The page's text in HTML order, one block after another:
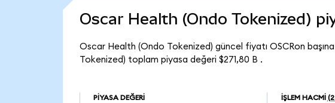
Oscar Health (Ondo Tokenized)
Oscar Health (Ondo Tokenized) güncel fiyatı OSCRon
Tokenized) toplam piyasa değeri $271,80 B .
PIYASA DEĞERI İŞLEM HACMI